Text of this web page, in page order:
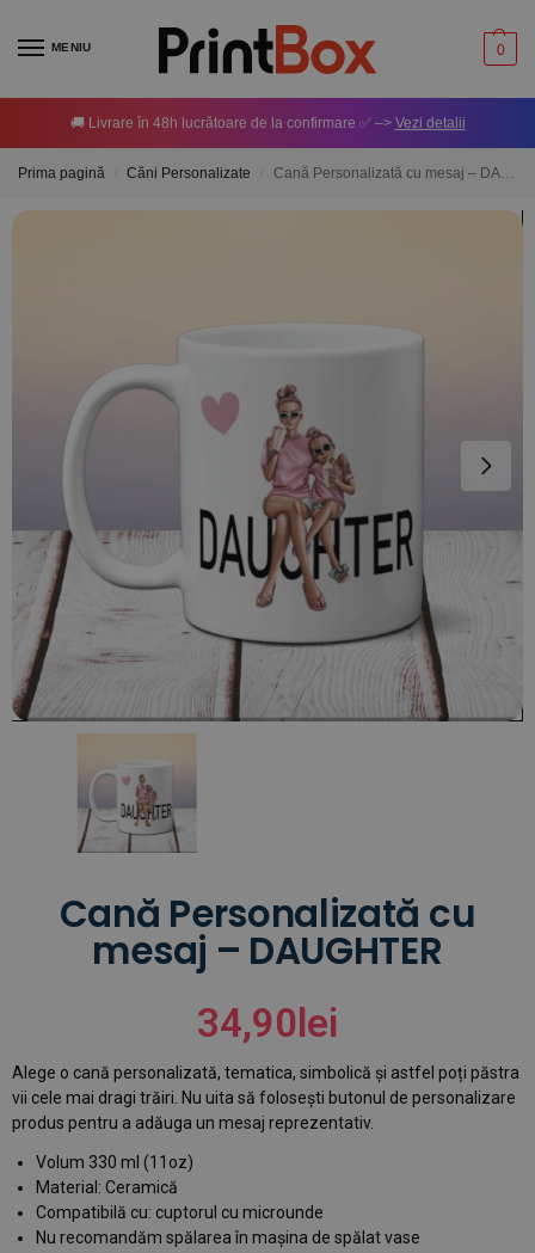
MENIU 0
🚚 Livrare în 48h lucrătoare de la confirmare ✅ –> Vezi detalii
Prima pagină Căni Personalizate Cană Personalizată cu mesaj – DAUGHTER
Cană Personalizată cu
mesaj – DAUGHTER
34,90lei
Alege o cană personalizată, tematica, simbolică și astfel poți păstra
vii cele mai dragi trăiri. Nu uita să folosești butonul de personalizare
produs pentru a adăuga un mesaj reprezentativ.
Volum 330 ml (11oz)
Material: Ceramică
Compatibilă cu: cuptorul cu microunde
Nu recomandăm spălarea în mașina de spălat vase